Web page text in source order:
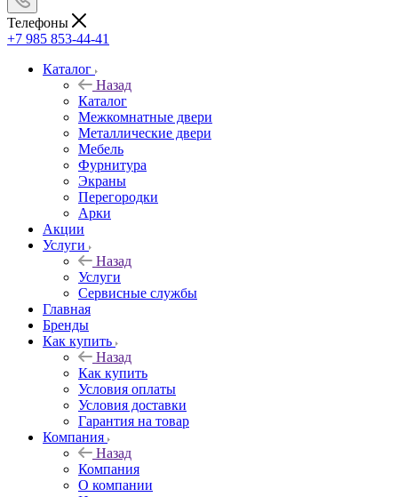
Телефоны
+7 985 853-44-41
Каталог
Назад
Каталог
Межкомнатные двери
Металлические двери
Мебель
Фурнитура
Экраны
Перегородки
Арки
Акции
Услуги
Назад
Услуги
Сервисные службы
Главная
Бренды
Как купить
Назад
Как купить
Условия оплаты
Условия доставки
Гарантия на товар
Компания
Назад
Компания
О компании